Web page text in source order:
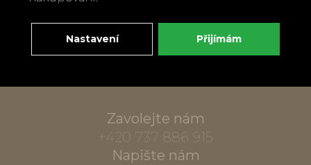
Zavolejte nám
+420 737 886 915
Napište nám
Nastavení Přijímám